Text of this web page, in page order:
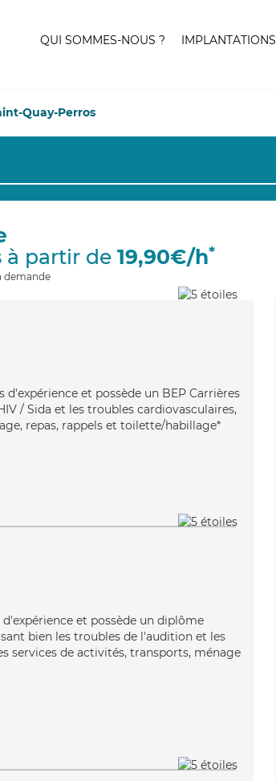
QUI SOMMES-NOUS ? IMPLANTATIONS
Quay-Perros
à partir de 19,90€/h*
demande
et possède un BEP Carrières
/ Sida et les troubles cardiovasculaires,
repas, rappels et toilette/habillage*
et possède un diplôme
bien les troubles de l'audition et les
services de activités, transports, ménage